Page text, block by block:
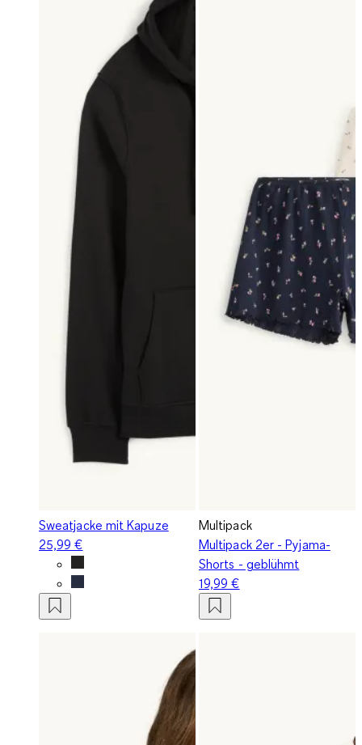
Sweatjacke mit Kapuze
25,99 €
Multipack
Multipack 2er - Pyjama-
Shorts - geblühmt
19,99 €